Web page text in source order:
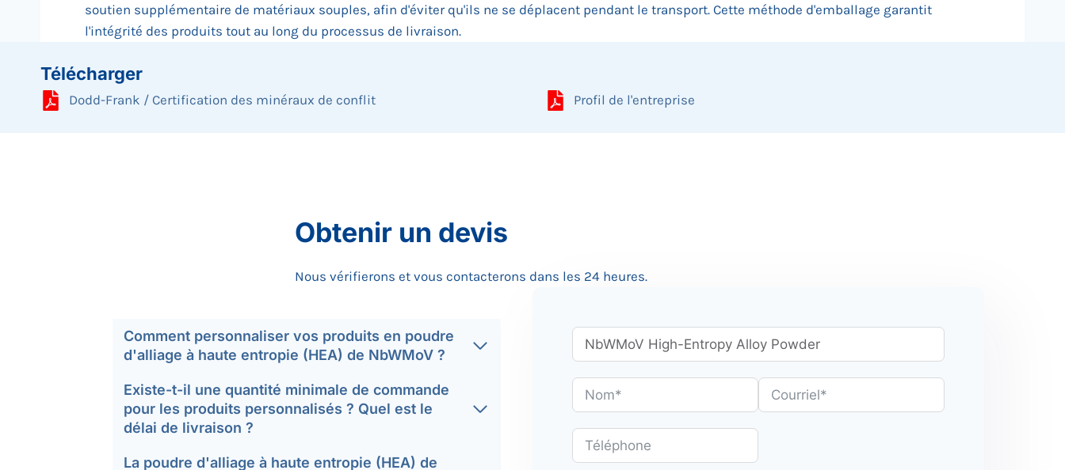
soutien supplémentaire de matériaux souples, afin d'éviter qu'ils ne se déplacent pendant le transport. Cette méthode d'emballage garantit
l'intégrité des produits tout au long du processus de livraison.
Télécharger
Dodd-Frank / Certification des minéraux de conflit Profil de l'entreprise
Obtenir un devis
Nous vérifierons et vous contacterons dans les 24 heures.
Comment personnaliser vos produits en poudre
d'alliage à haute entropie (HEA) de NbWMoV ?
Existe-t-il une quantité minimale de commande
pour les produits personnalisés ? Quel est le
délai de livraison ?
La poudre d'alliage à haute entropie (HEA) de